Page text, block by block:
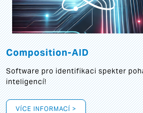
Composition-AID
Software pro identifikaci spekter
inteligencí!
VÍCE INFORMACÍ >